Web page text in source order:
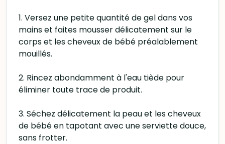
1. Versez une petite quantité de gel dans vos
mains et faites mousser délicatement sur le
corps et les cheveux de bébé préalablement
mouillés.
2. Rincez abondamment à l'eau tiède pour
éliminer toute trace de produit.
3. Séchez délicatement la peau et les cheveux
de bébé en tapotant avec une serviette douce,
sans frotter.